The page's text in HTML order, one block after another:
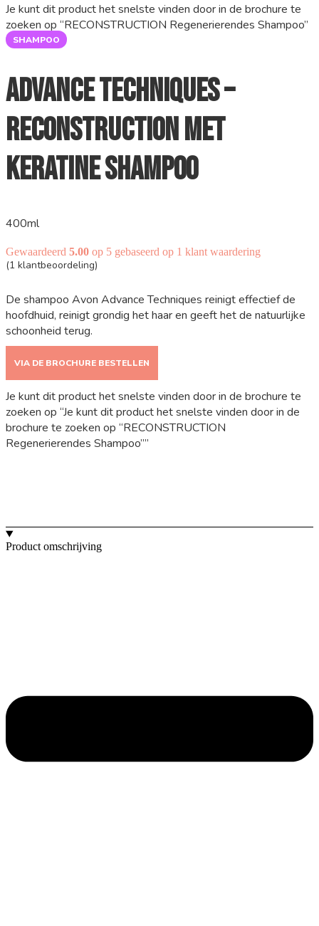
Je kunt dit product het snelste vinden door in de brochure te
zoeken op “RECONSTRUCTION Regenerierendes Shampoo”
SHAMPOO
Advance Techniques –
Reconstruction met
Keratine Shampoo
400ml
Gewaardeerd 5.00 op 5 gebaseerd op 1 klant waardering
(1 klantbeoordeling)
De shampoo Avon Advance Techniques reinigt effectief de
hoofdhuid, reinigt grondig het haar en geeft het de natuurlijke
schoonheid terug.
VIA DE BROCHURE BESTELLEN
Je kunt dit product het snelste vinden door in de brochure te
zoeken op “Je kunt dit product het snelste vinden door in de
brochure te zoeken op “RECONSTRUCTION
Regenerierendes Shampoo””
Product omschrijving